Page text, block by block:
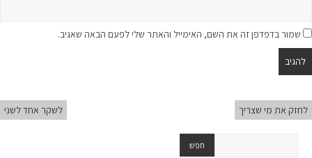
שמור בדפדפן זה את השם, האימייל והאתר שלי לפעם הבאה שאגיב.
לחזק את מי שצריך לשקר אחד לשני